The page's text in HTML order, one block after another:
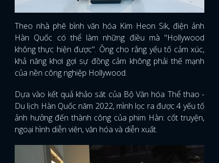
Theo nhà phê bình văn hóa Kim Heon Sik, điện ảnh
Hàn Quốc có thể làm những điều mà "Hollywood
không thực hiện được". Ông cho rằng yếu tố cảm xúc,
khả năng khơi gợi sự đồng cảm không phải thế mạnh
của nền công nghiệp Hollywood.
Dựa vào kết quả khảo sát của Bộ Văn hóa Thể thao -
Du lịch Hàn Quốc năm 2022, mình lọc ra được 4 yếu tố
ảnh hưởng đến thành công của phim Hàn: cốt truyện,
ngoại hình diễn viên, văn hóa và diễn xuất.